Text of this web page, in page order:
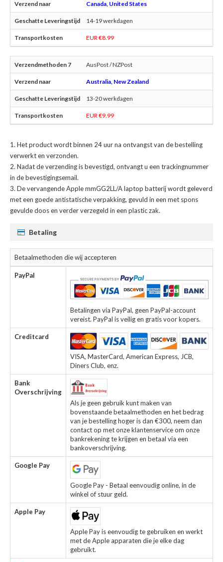
Canada, United States
14-19 werkdagen
EUR €8.99
AusPost / NZPost
Australia, New Zealand
13-20 werkdagen
EUR €9.99
Het product wordt binnen 24 uur na ontvangst van de bestelling
verwerkt en verzonden.
Nadat de verzending is bevestigd, ontvangt u een trackingnummer
in de bevestigingsemail.
Devervangende Apple mmGG2LL/A laptop batterijwordt geleverd
met een goede antistatische verpakking, gevuld in een met spons
gevulde doos en verder verzegeld in een plastic zak.
Betaling
Betaalmethoden die wij accepteren
PayPal
Betalingen via PayPal, geen PayPal-account
vereist. PayPal is veilig en gratis voor kopers.
Creditcard
VISA, MasterCard, American Express, JCB,
Diners Club, enz.
Bank
Overschrijving
Als je geen gebruik kunt maken van
bovenstaande betaalmethoden en het bedrag
van je bestelling hoger is dan €300, neem dan
contact op met onze klantenservice om onze
bankrekening te krijgen en betaal via een
bankoverschrijving.
Google Pay
Google Pay - Betaal eenvoudig online, in de
winkel of stuur geld.
Apple Pay
Apple Pay is eenvoudig te gebruiken en werkt
met de Apple apparaten die je elke dag
gebruikt.